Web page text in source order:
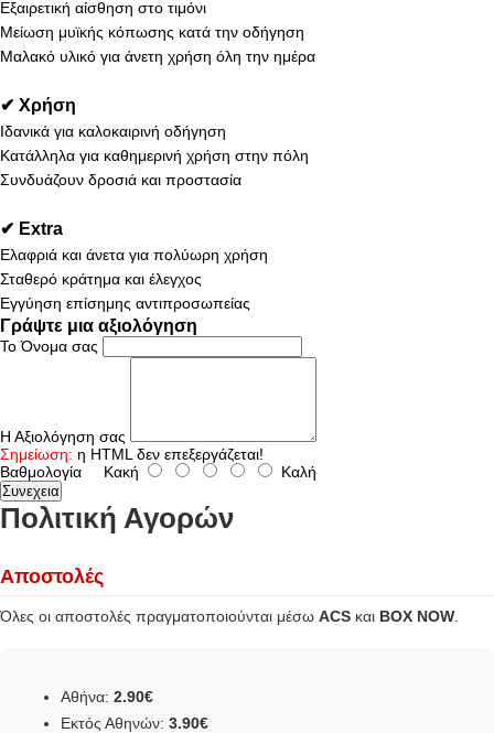
Εξαιρετική αίσθηση στο τιμόνι
Μείωση μυϊκής κόπωσης κατά την οδήγηση
Μαλακό υλικό για άνετη χρήση όλη την ημέρα
✔ Χρήση
Ιδανικά για καλοκαιρινή οδήγηση
Κατάλληλα για καθημερινή χρήση στην πόλη
Συνδυάζουν δροσιά και προστασία
✔ Extra
Ελαφριά και άνετα για πολύωρη χρήση
Σταθερό κράτημα και έλεγχος
Εγγύηση επίσημης αντιπροσωπείας
Γράψτε μια αξιολόγηση
Το Όνομα σας
Η Αξιολόγηση σας
Σημείωση: η HTML δεν επεξεργάζεται!
Βαθμολογία Κακή Καλή
Συνεχεια
Πολιτική Αγορών
Αποστολές
Όλες οι αποστολές πραγματοποιούνται μέσω ACS και BOX NOW
Αθήνα: 2.90€
Εκτός Αθηνών: 3.90€